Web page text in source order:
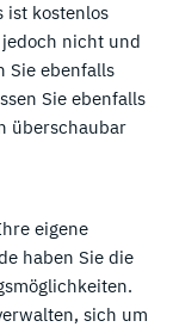
ist kostenlos
nicht und
Sie ebenfalls
Sie ebenfalls
überschaubar
eigene
haben Sie die
sich um